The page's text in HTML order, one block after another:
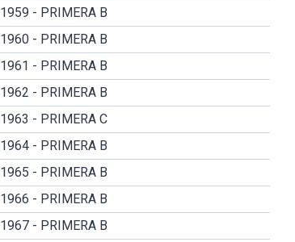
1959 - PRIMERA B
1960 - PRIMERA B
1961 - PRIMERA B
1962 - PRIMERA B
1963 - PRIMERA C
1964 - PRIMERA B
1965 - PRIMERA B
1966 - PRIMERA B
1967 - PRIMERA B